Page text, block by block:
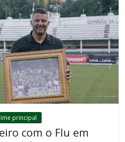
principal
com o Flu em